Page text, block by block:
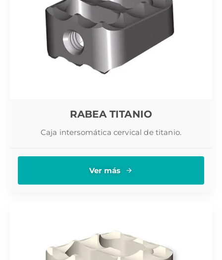
RABEA TITANIO
Caja intersomática cervical de titanio.
Ver más